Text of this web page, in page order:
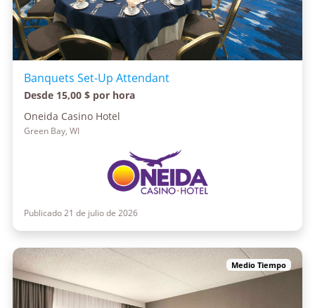
Banquets Set-Up Attendant
Desde 15,00 $ por hora
Oneida Casino Hotel
Green Bay, WI
Publicado 21 de julio de 2026
Medio Tiempo